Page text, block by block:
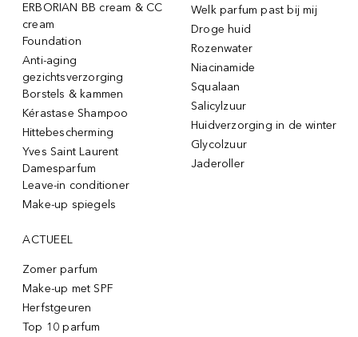
ERBORIAN BB cream & CC
cream
Foundation
Anti-aging
gezichtsverzorging
Borstels & kammen
Kérastase Shampoo
Hittebescherming
Yves Saint Laurent
Damesparfum
Leave-in conditioner
Make-up spiegels
Welk parfum past bij mij
Droge huid
Rozenwater
Niacinamide
Squalaan
Salicylzuur
Huidverzorging in de winter
Glycolzuur
Jaderoller
ACTUEEL
Zomer parfum
Make-up met SPF
Herfstgeuren
Top 10 parfum